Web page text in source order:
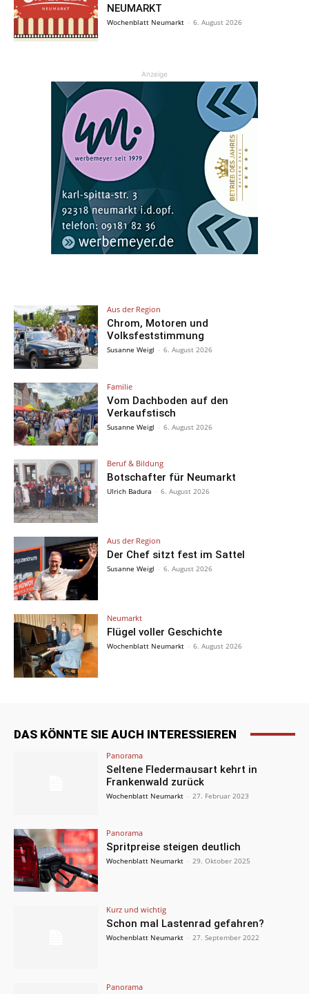
NEUMARKT
Wochenblatt Neumarkt - 6. August 2026
Anzeige
Aus der Region
Chrom, Motoren und
Volksfeststimmung
Susanne Weigl - 6. August 2026
Familie
Vom Dachboden auf den
Verkaufstisch
Susanne Weigl - 6. August 2026
Beruf & Bildung
Botschafter für Neumarkt
Ulrich Badura - 6. August 2026
Aus der Region
Der Chef sitzt fest im Sattel
Susanne Weigl - 6. August 2026
Neumarkt
Flügel voller Geschichte
Wochenblatt Neumarkt - 6. August 2026
DAS KÖNNTE SIE AUCH INTERESSIEREN
Panorama
Seltene Fledermausart kehrt in
Frankenwald zurück
Wochenblatt Neumarkt - 27. Februar 2023
Panorama
Spritpreise steigen deutlich
Wochenblatt Neumarkt - 29. Oktober 2025
Kurz und wichtig
Schon mal Lastenrad gefahren?
Wochenblatt Neumarkt - 27. September 2022
Panorama